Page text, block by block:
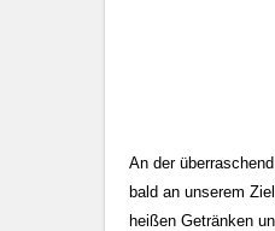
An der
bald an unserem
heißen Getränken